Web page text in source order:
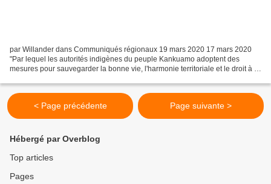
par Willander dans Communiqués régionaux 19 mars 2020 17 mars 2020
"Par lequel les autorités indigènes du peuple Kankuamo adoptent des
mesures pour sauvegarder la bonne vie, l'harmonie territoriale et le droit à la
< Page précédente Page suivante >
Hébergé par Overblog
Top articles
Pages